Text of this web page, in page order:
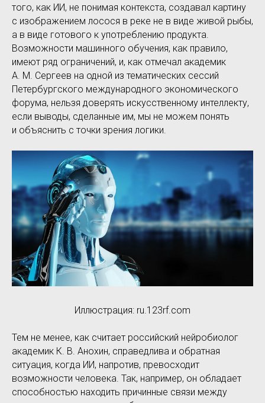
того, как ИИ, не понимая контекста, создавал картину
с изображением лосося в реке не в виде живой рыбы,
а в виде готового к употреблению продукта.
Возможности машинного обучения, как правило,
имеют ряд ограничений, и, как отмечал академик
А. М. Сергеев на одной из тематических сессий
Петербургского международного экономического
форума, нельзя доверять искусственному интеллекту,
если выводы, сделанные им, мы не можем понять
и объяснить с точки зрения логики.
Иллюстрация: ru.123rf.com
Тем не менее, как считает российский нейробиолог
академик К. В. Анохин, справедлива и обратная
ситуация, когда ИИ, напротив, превосходит
возможности человека. Так, например, он обладает
способностью находить причинные связи между